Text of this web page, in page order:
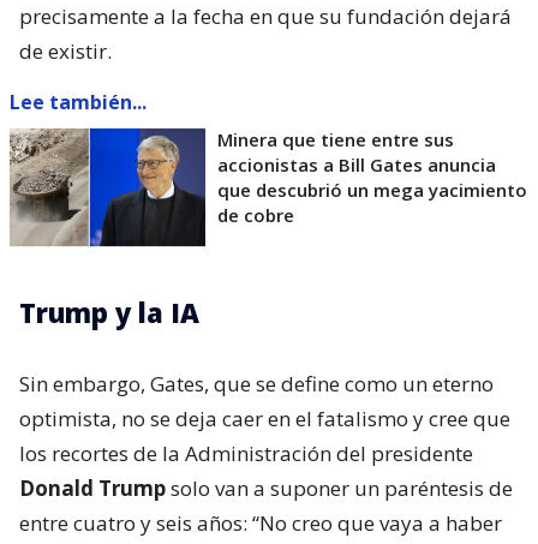
precisamente a la fecha en que su fundación dejará
de existir.
Lee también...
Minera que tiene entre sus
accionistas a Bill Gates anuncia
que descubrió un mega yacimiento
de cobre
Trump y la IA
Sin embargo, Gates, que se define como un eterno
optimista, no se deja caer en el fatalismo y cree que
los recortes de la Administración del presidente
Donald Trumpsolo van a suponer un paréntesis de
entre cuatro y seis años: “No creo que vaya a haber